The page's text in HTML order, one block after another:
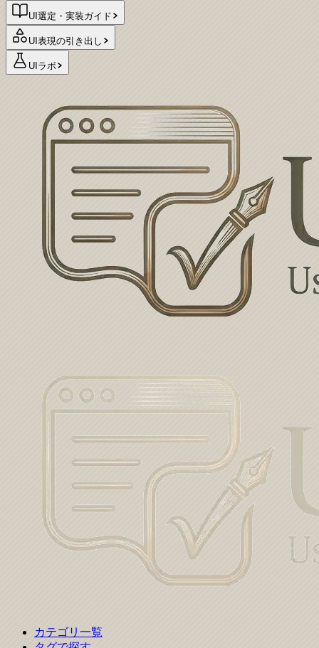
UI選定・実装ガイド
UI表現の引き出し
UIラボ
カテゴリ一覧